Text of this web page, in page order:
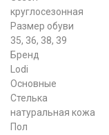
круглосезонная
Размер обуви
35, 36, 38, 39
Бренд
Lodi
Основные
Стелька
натуральная кожа
Пол